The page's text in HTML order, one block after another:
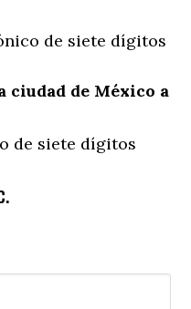
de siete dígitos
ciudad de México a
de siete dígitos